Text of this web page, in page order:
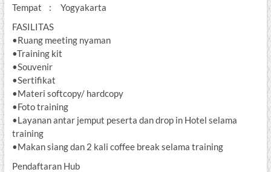
Tempat : Yogyakarta
FASILITAS
•Ruang meeting nyaman
•Training kit
•Souvenir
•Sertifikat
•Materi softcopy/ hardcopy
•Foto training
•Layanan antar jemput peserta dan drop in Hotel selama
training
•Makan siang dan 2 kali coffee break selama training
Pendaftaran Hub